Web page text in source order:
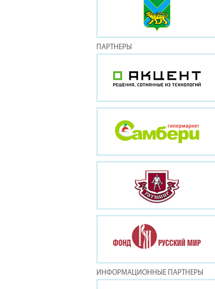
ПАРТНЕРЫ
ИНФОРМАЦИОННЫЕ ПАРТНЕРЫ